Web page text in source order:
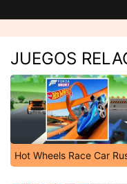
JUEGOS
Hot Wheels Race Car